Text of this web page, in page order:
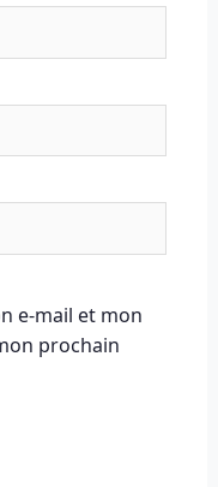
e-mail et mon
prochain